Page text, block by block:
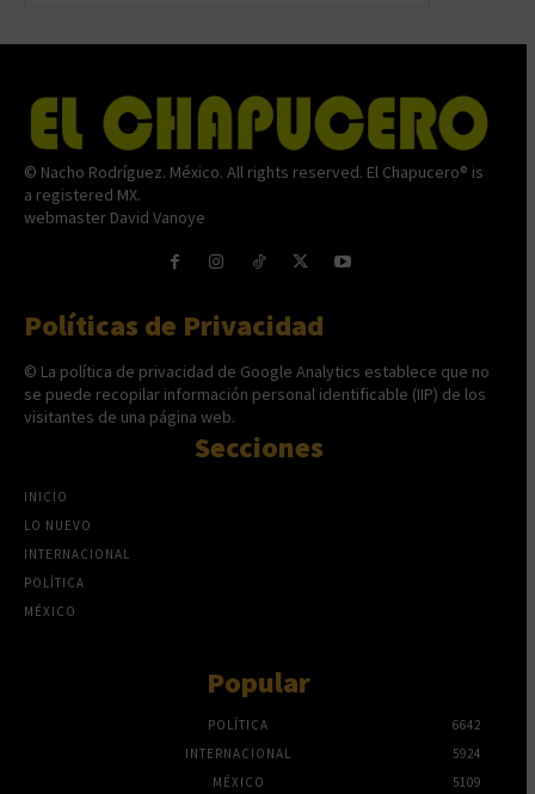
© Nacho Rodríguez. México. All rights reserved. El Chapucero® is
a registered MX.
webmaster David Vanoye
Políticas de Privacidad
© La política de privacidad de Google Analytics establece que no
se puede recopilar información personal identificable (IIP) de los
visitantes de una página web.
Secciones
INICIO
LO NUEVO
INTERNACIONAL
POLÍTICA
MÉXICO
Popular
POLÍTICA
6642
INTERNACIONAL
5924
MÉXICO
5109